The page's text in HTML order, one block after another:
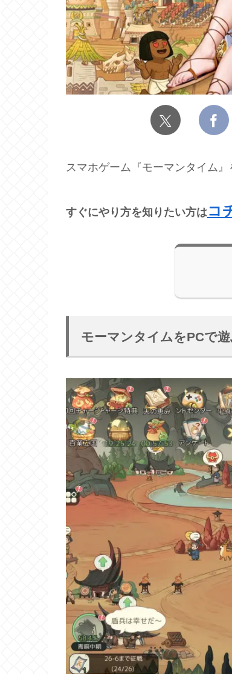
スマホゲーム『モーマンタイム
すぐにやり方を知りたい方は コ
モーマンタイムをPCで遊